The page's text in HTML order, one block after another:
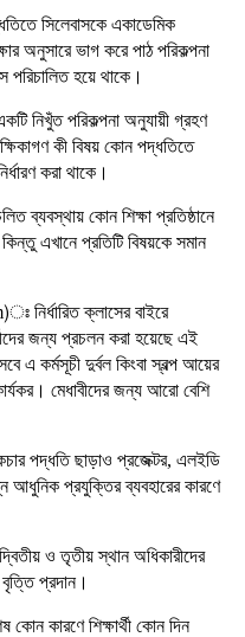
সিলেবাসকে একাডেমিক
অনুসারে ভাগ করে পাঠ পরিকল্পনা
পরিচালিত হয়ে থাকে।
নিখুঁত পরিকল্পনা অনুযায়ী গ্রহণ
কী বিষয় কোন পদ্ধতিতে
করা থাকে।
ব্যবস্থায় কোন শিক্ষা প্রতিষ্ঠানে
এখানে প্রতিটি বিষয়কে সমান
ক্লাসের বাইরে
জন্য প্রচলন করা হয়েছে এই
এ কর্মসূচী দুর্বল কিংবা স্বল্প আয়ের
মেধাবীদের জন্য আরো বেশি
পদ্ধতি ছাড়াও প্রজেক্টর, এলইডি
আধুনিক প্রযুক্তির ব্যবহারের কারণে
ও তৃতীয় স্থান অধিকারীদের
প্রদান।
কারণে শিক্ষার্থী কোন দিন